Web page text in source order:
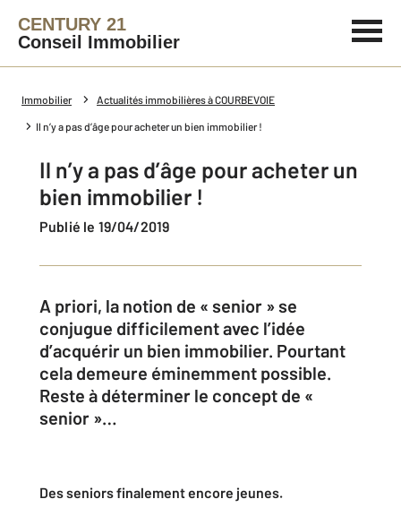
CENTURY 21
Conseil Immobilier
Immobilier Actualités immobilières à COURBEVOIE
Il n’y a pas d’âge pour acheter un bien immobilier !
Il n’y a pas d’âge pour acheter un
bien immobilier !
Publié le 19/04/2019
A priori, la notion de « senior » se
conjugue difficilement avec l’idée
d’acquérir un bien immobilier. Pourtant
cela demeure éminemment possible.
Reste à déterminer le concept de «
senior »…
Des seniors finalement encore jeunes.